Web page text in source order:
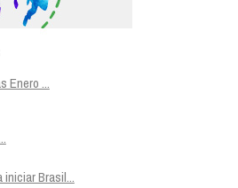
...
Brasil...